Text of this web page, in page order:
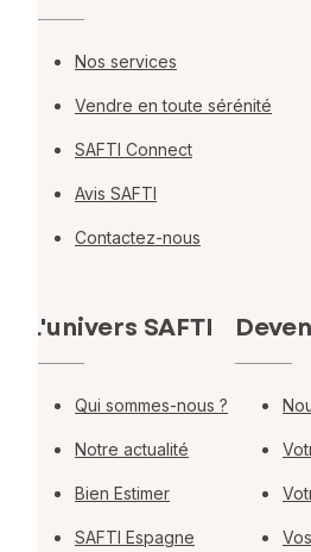
Nos services
Vendre en toute sérénité
SAFTI Connect
Avis SAFTI
Contactez-nous
L'univers SAFTI
Qui sommes-nous ?
Notre actualité
Bien Estimer
SAFTI Espagne